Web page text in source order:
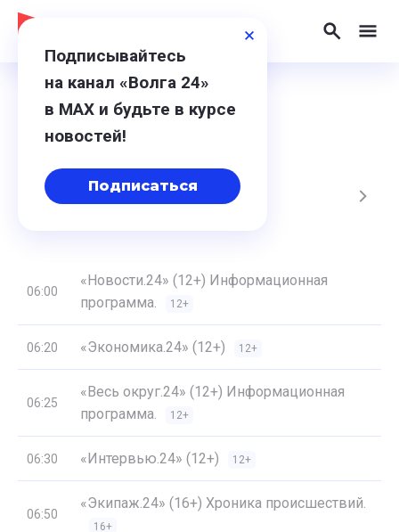
Программа
17, Пн 18, Вт 20, Чт
06:00
«Новости.24» (12+) Информационная
программа.
12+
06:20 «Экономика.24» (12+) 12+
06:25
«Весь округ.24» (12+) Информационная
программа.
12+
06:30 «Интервью.24» (12+) 12+
06:50
«Экипаж.24» (16+) Хроника происшествий.
16+
Подписывайтесь
на канал «Волга 24»
в МАХ и будьте в курсе
новостей!
Подписаться